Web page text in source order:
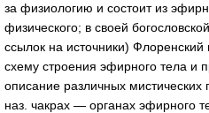
за физиологию и состоит из
физического; в своей
ссылок на источники)
схему строения эфирного тела и
описание различных мистических
наз. чакрах — органах эфирного